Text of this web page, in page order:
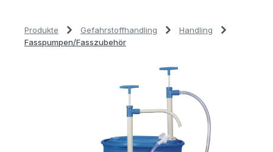
Produkte Gefahrstoffhandling
Handling
Fasspumpen/Fasszubehör